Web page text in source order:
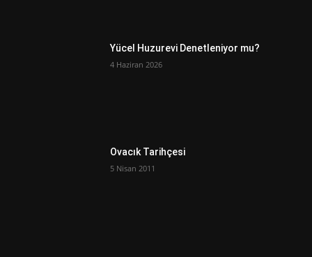
Yücel Huzurevi Denetleniyor mu?
4 Haziran 2026
Ovacık Tarihçesi
5 Nisan 2011